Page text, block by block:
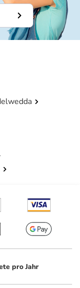
pro Jahr